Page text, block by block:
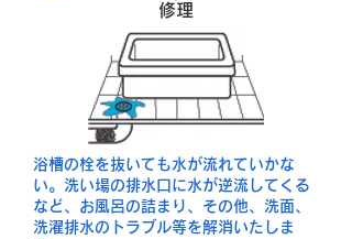
修理
浴槽の栓を抜いても水が流れていかな
い。洗い場の排水口に水が逆流してくる
など、お風呂の詰まり、その他、洗面、
洗濯排水のトラブル等を解消いたしま